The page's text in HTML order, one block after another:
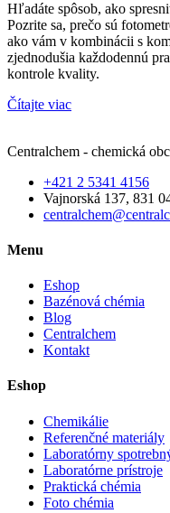
Hľadáte spôsob, ako
Pozrite sa, prečo sú
ako vám v kombinácii s
zjednodušia každodennú
kontrole kvality.
Čítajte viac
Centralchem - chemická
+421 2 5341 4156
Vajnorská 137, 831
Menu
Eshop
Bazénová chémia
Blog
Centralchem
Kontakt
Eshop
Chemikálie
Referenčné materiály
Laboratórny
Laboratórne prístroje
Praktická chémia
Foto chémia